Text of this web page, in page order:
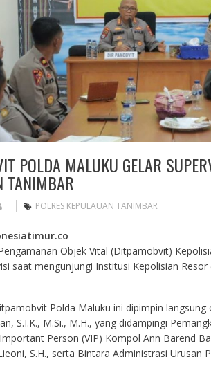
POLDA MALUKU GELAR
TANIMBAR
POLRES KEPULAUAN TANIMBAR
–
Objek Vital (Ditpamobvit)
saat mengunjungi Institusi Kepolisian
Polda Maluku ini dipimpin
S.I.K., M.Si., M.H., yang didampingi
Person (VIP) Kompol Ann Barend
S.H., serta Bintara Administrasi Urusan